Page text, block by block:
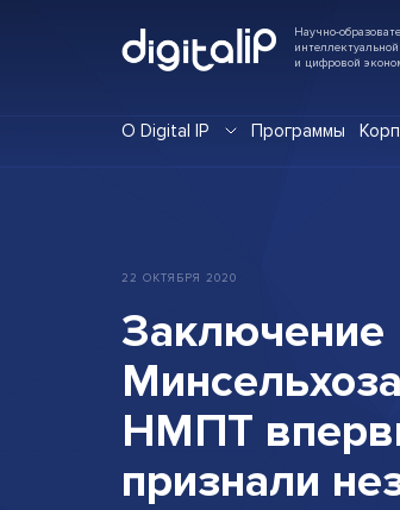
Научно-
и цифровой
О Digital IP Программы
22 ОКТЯБРЯ 2020
Заключение
Минсельхоза
НМПТ
признали